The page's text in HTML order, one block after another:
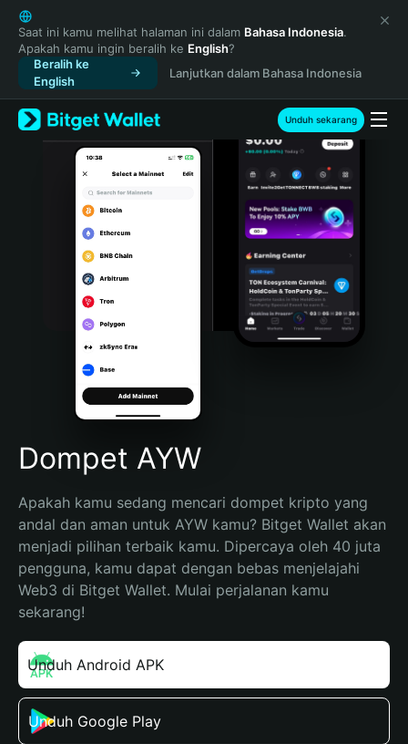
English
日本語
Tiếng Việt
Русский
Español (Latinoamérica)
Türkçe
Italiano
Português (Portugal)
Bahasa Indonesia
Português (Brasil)
Español (Argentina)
Saat ini kamu melihat halaman ini dalam Bahasa Indonesia.
Apakah kamu ingin beralih ke English?
Beralih ke
English
Lanjutkan dalam Bahasa Indonesia
Unduh sekarang
Dompet AYW
Apakah kamu sedang mencari dompet kripto yang
andal dan aman untuk AYW kamu? Bitget Wallet akan
menjadi pilihan terbaik kamu. Dipercaya oleh 40 juta
pengguna, kamu dapat dengan bebas menjelajahi
Web3 di Bitget Wallet. Mulai perjalanan kamu
sekarang!
Unduh Android APK
Unduh Google Play